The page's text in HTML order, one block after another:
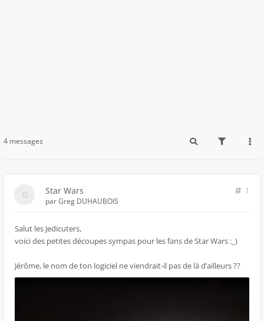
4 messages
Star Wars
1
parGreg DUHAUBOIS
Salut les Jedicuters,
voici des petites découpes sympas pour les fans de Star Wars :_)
Jérôme, le nom de ton logiciel ne viendrait-il pas de là d’ailleurs ??